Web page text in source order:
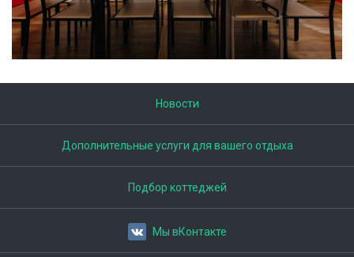
Новости
Дополнительные услуги для вашего отдыха
Подбор коттеджей
Мы вКонтакте